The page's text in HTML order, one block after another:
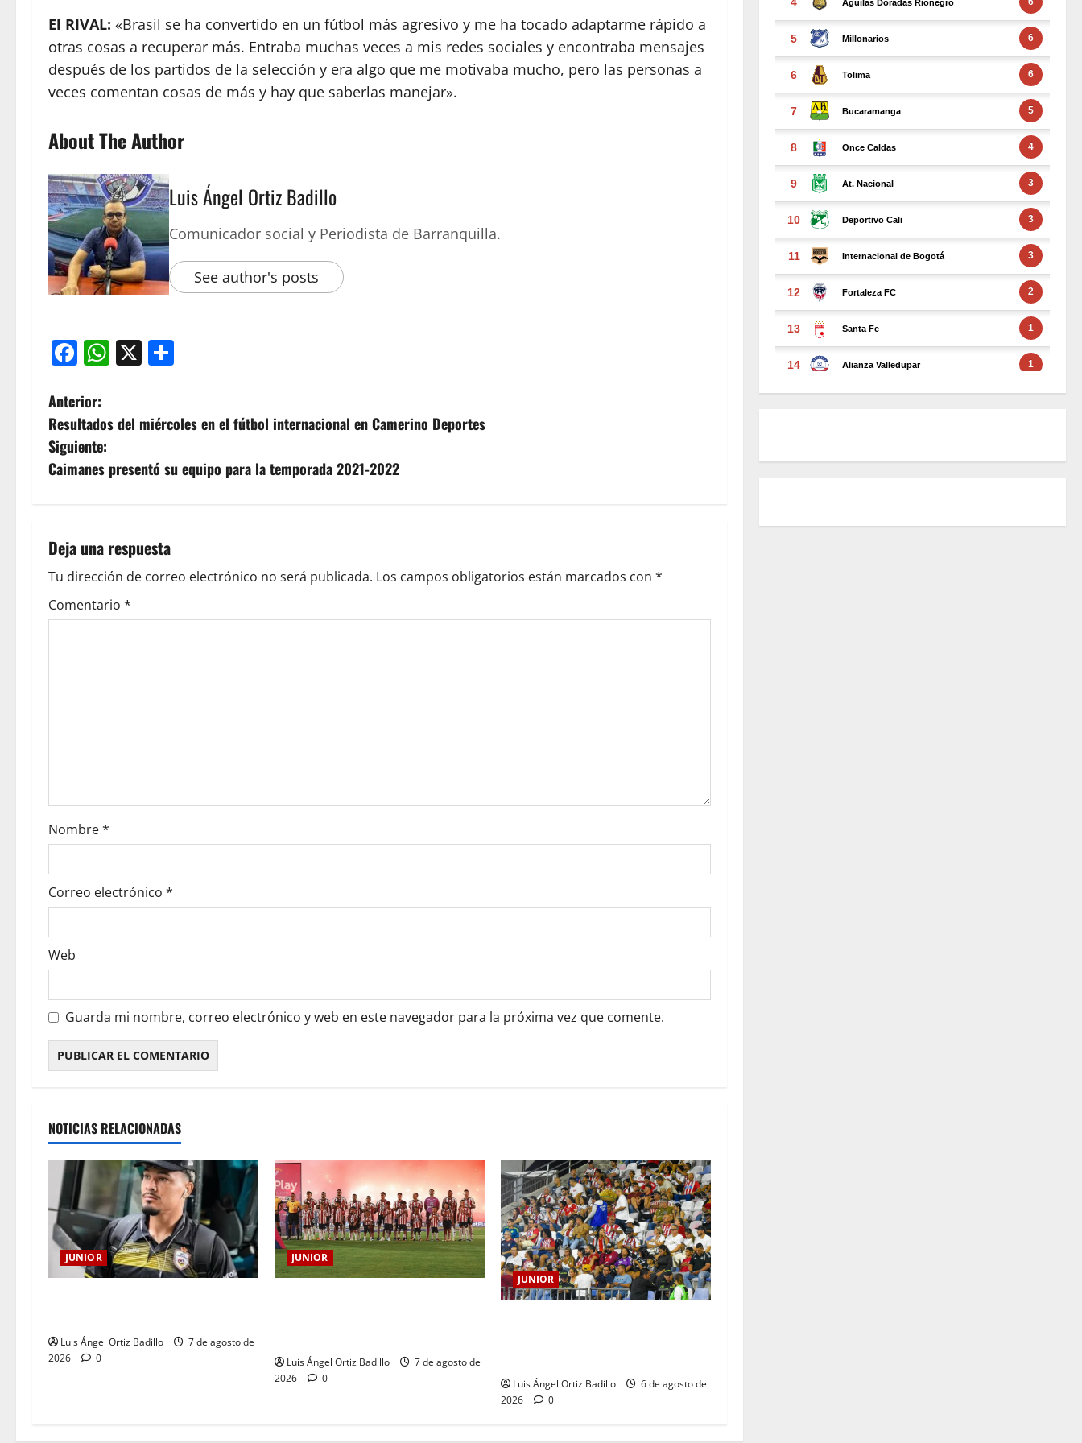
El RIVAL: «Brasil se ha convertido en un fútbol más agresivo y me ha tocado adaptarme rápido a
otras cosas a recuperar más. Entraba muchas veces a mis redes sociales y encontraba mensajes
después de los partidos de la selección y era algo que me motivaba mucho, pero las personas a
veces comentan cosas de más y hay que saberlas manejar».
About The Author
Luis Ángel Ortiz Badillo
Comunicador social y Periodista de Barranquilla.
See author's posts
Facebook
WhatsApp
X
Anterior:
Resultados del miércoles en el fútbol internacional en Camerino Deportes
Siguiente:
Caimanes presentó su equipo para la temporada 2021-2022
Deja una respuesta
Tu dirección de correo electrónico no será publicada. Los campos obligatorios están marcados con *
Comentario *
Nombre*
Correo electrónico *
Web
Guarda mi nombre, correo electrónico y web en este navegador para la próxima vez que comente.
NOTICIAS RELACIONADAS
JUNIOR
Luis Ángel Ortiz Badillo
7 de agosto de
2026
0
JUNIOR
Luis Ángel Ortiz Badillo
7 de agosto de
2026
0
JUNIOR
Luis Ángel Ortiz Badillo
6 de agosto de
2026
0